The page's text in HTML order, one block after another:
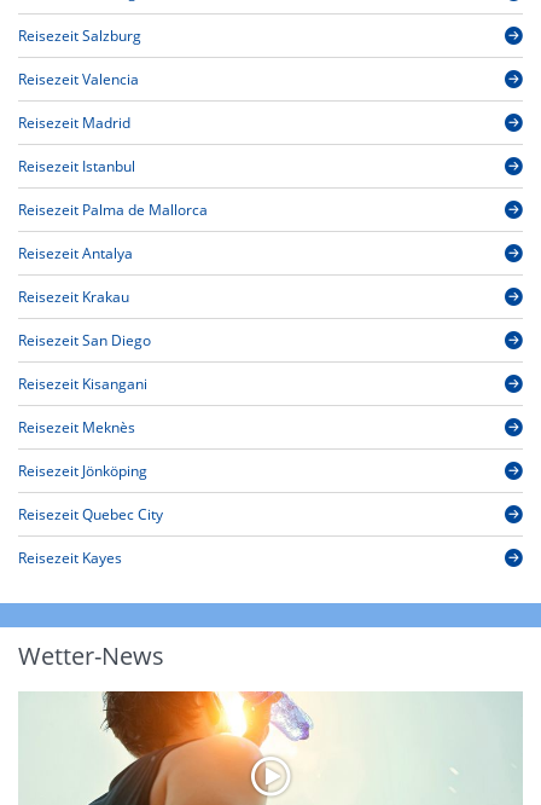
Reisezeit Salzburg
Reisezeit Valencia
Reisezeit Madrid
Reisezeit Istanbul
Reisezeit Palma de Mallorca
Reisezeit Antalya
Reisezeit Krakau
Reisezeit San Diego
Reisezeit Kisangani
Reisezeit Meknès
Reisezeit Jönköping
Reisezeit Quebec City
Reisezeit Kayes
Wetter-News